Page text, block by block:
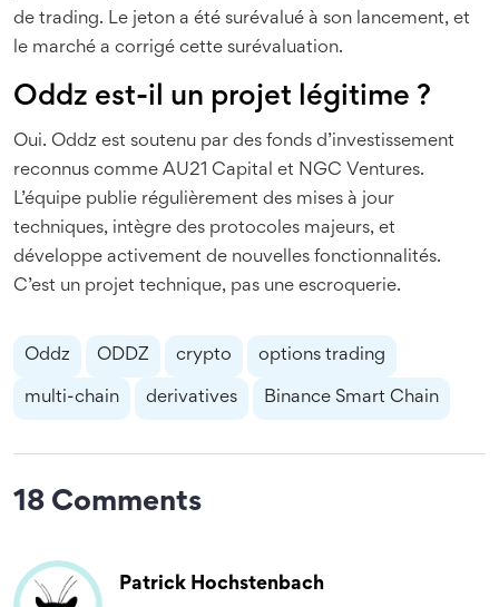
de trading. Le jeton a été surévalué à son lancement, et
le marché a corrigé cette surévaluation.
Oddz est-il un projet légitime ?
Oui. Oddz est soutenu par des fonds d’investissement
reconnus comme AU21 Capital et NGC Ventures.
L’équipe publie régulièrement des mises à jour
techniques, intègre des protocoles majeurs, et
développe activement de nouvelles fonctionnalités.
C’est un projet technique, pas une escroquerie.
Oddz ODDZ crypto options trading
multi-chain derivatives Binance Smart Chain
18 Comments
Patrick Hochstenbach